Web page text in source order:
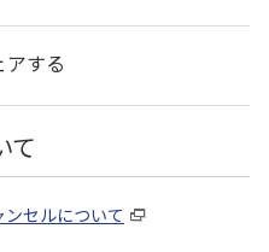
アする
て
セルについて